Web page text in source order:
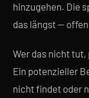
hinzugehen. Die
das längst —
Wer das nicht
Ein potenzieller
nicht findet oder